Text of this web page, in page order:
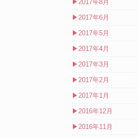
▶2017年8月
▶2017年6月
▶2017年5月
▶2017年4月
▶2017年3月
▶2017年2月
▶2017年1月
▶2016年12月
▶2016年11月